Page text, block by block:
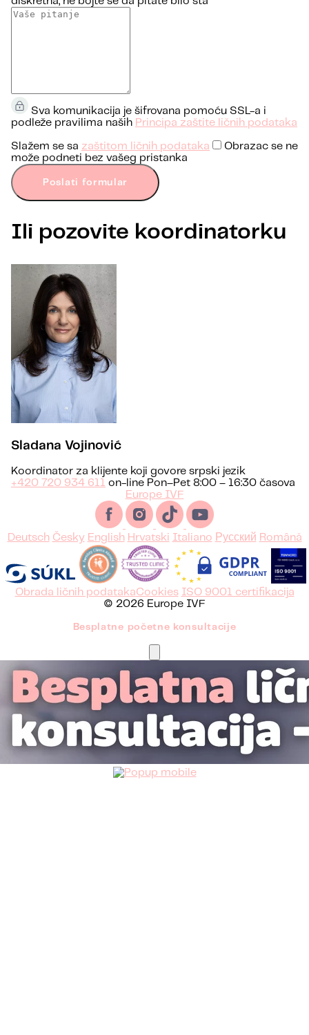
Sva komunikacija je šifrovana pomoću SSL-a i
podleže pravilima naših Principa zaštite ličnih podataka
Slažem se sa zaštitom ličnih podataka
Obrazac se ne
može podneti bez vašeg pristanka
Poslati formular
Ili pozovite koordinatorku
Sladana Vojinović
Koordinator za klijente koji govore srpski jezik
+420 720 934 611 on-line Pon–Pet 8:00 – 16:30 časova
Europe IVF
Deutsch Česky English Hrvatski Italiano Русский Română
Obrada ličnih podatakaCookies ISO 9001 certifikacija
© 2026 Europe IVF
Besplatne početne konsultacije